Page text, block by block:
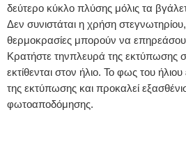
δεύτερο κύκλο πλύσης μόλις τα
Δεν συνιστάται η χρήση
θερμοκρασίες μπορούν να
Κρατήστε τηνπλευρά της εκτύπωσης
εκτίθενται στον ήλιο. Το φως του
της εκτύπωσης και προκαλεί
φωτοαποδόμησης.